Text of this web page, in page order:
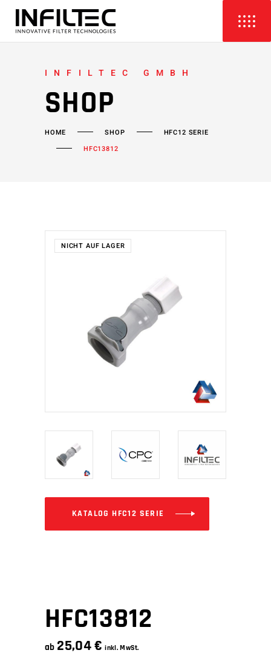
INFILTEC GMBH
SHOP
HOME SHOP
HFC12 SERIE
HFC13812
NICHT AUF LAGER
KATALOG HFC12 SERIE
HFC13812
ab 25,04€ inkl. MwSt.